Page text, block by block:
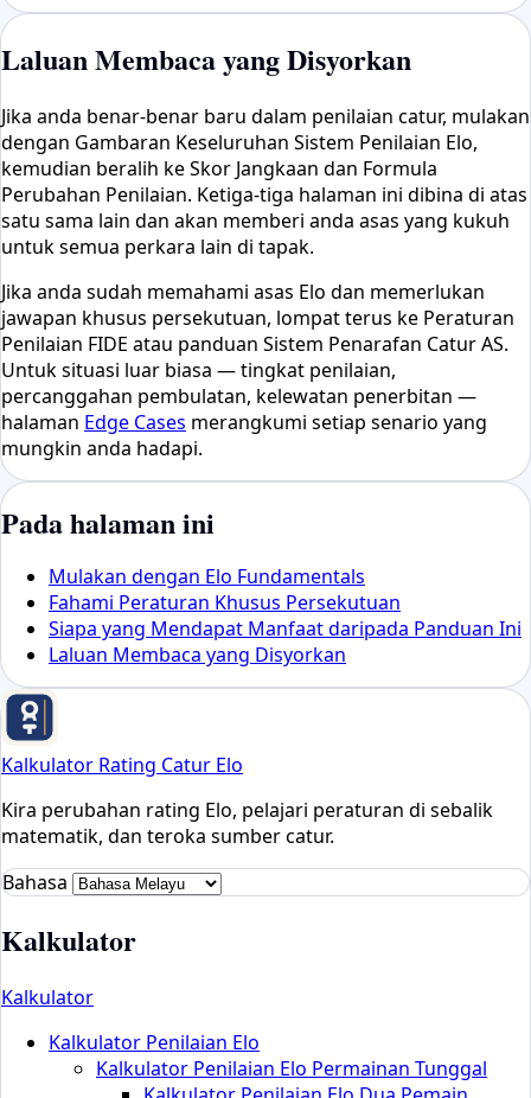
Laluan Membaca yang Disyorkan
Jika anda benar-benar baru dalam penilaian catur, mulakan
dengan Gambaran Keseluruhan Sistem Penilaian Elo,
kemudian beralih ke Skor Jangkaan dan Formula
Perubahan Penilaian. Ketiga-tiga halaman ini dibina di atas
satu sama lain dan akan memberi anda asas yang kukuh
untuk semua perkara lain di tapak.
Jika anda sudah memahami asas Elo dan memerlukan
jawapan khusus persekutuan, lompat terus ke Peraturan
Penilaian FIDE atau panduan Sistem Penarafan Catur AS.
Untuk situasi luar biasa — tingkat penilaian,
percanggahan pembulatan, kelewatan penerbitan —
halaman Edge Cases merangkumi setiap senario yang
mungkin anda hadapi.
Pada halaman ini
Mulakan dengan Elo Fundamentals
Fahami Peraturan Khusus Persekutuan
Siapa yang Mendapat Manfaat daripada Panduan Ini
Laluan Membaca yang Disyorkan
Kalkulator Rating Catur Elo
Kira perubahan rating Elo, pelajari peraturan di sebalik
matematik, dan teroka sumber catur.
Bahasa
Kalkulator
Kalkulator
Kalkulator Penilaian Elo
Kalkulator Penilaian Elo Permainan Tunggal